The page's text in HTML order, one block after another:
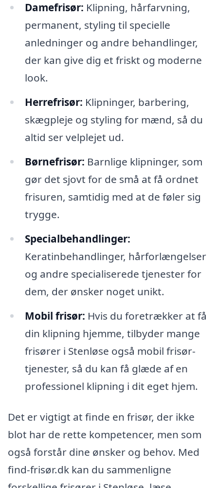
Damefrisør: Klipning, hårfarvning,
permanent, styling til specielle
anledninger og andre behandlinger,
der kan give dig et friskt og moderne
look.
Herrefrisør: Klipninger, barbering,
skægpleje og styling for mænd, så du
altid ser velplejet ud.
Børnefrisør: Barnlige klipninger, som
gør det sjovt for de små at få ordnet
frisuren, samtidig med at de føler sig
trygge.
Specialbehandlinger:
Keratinbehandlinger, hårforlængelser
og andre specialiserede tjenester for
dem, der ønsker noget unikt.
Mobil frisør: Hvis du foretrækker at få
din klipning hjemme, tilbyder mange
frisører i Stenløse også mobil frisør-
tjenester, så du kan få glæde af en
professionel klipning i dit eget hjem.
Det er vigtigt at finde en frisør, der ikke
blot har de rette kompetencer, men som
også forstår dine ønsker og behov. Med
find-frisør.dk kan du sammenligne